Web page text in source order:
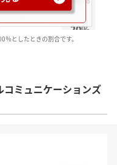
としたときの割合です。
ミュニケーションズ